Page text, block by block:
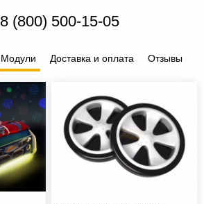
8 (800) 500-15-05
Модули Доставка и оплата Отзывы